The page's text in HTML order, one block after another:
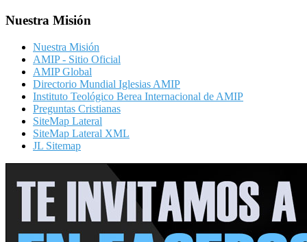
Nuestra Misión
Nuestra Misión
AMIP - Sitio Oficial
AMIP Global
Directorio Mundial Iglesias AMIP
Instituto Teológico Berea Internacional de AMIP
Preguntas Cristianas
SiteMap Lateral
SiteMap Lateral XML
JL Sitemap